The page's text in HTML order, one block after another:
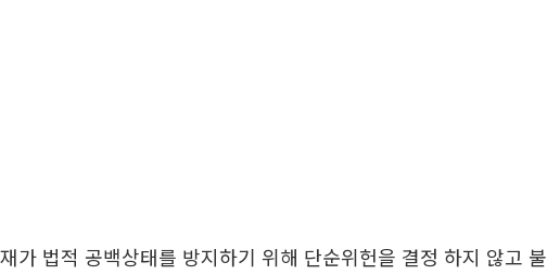
가 법적 공백상태를 방지하기 위해 단순위헌을 결정 하지 않고 불